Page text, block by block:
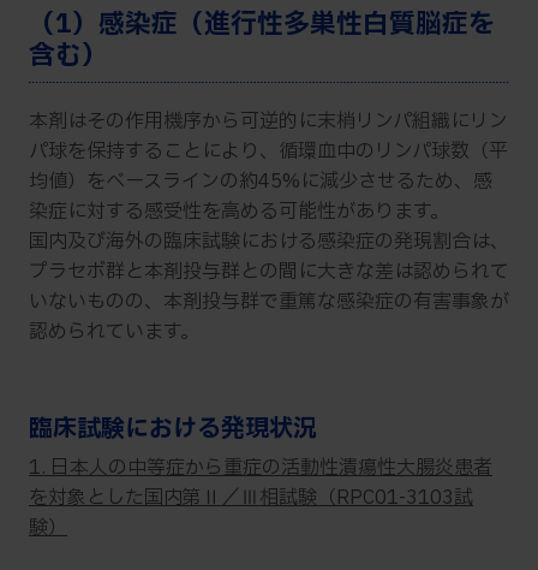
（1）感染症（進行性多巣性白質脳症を
含む）
本剤はその作用機序から可逆的に末梢リンパ組織にリン
パ球を保持することにより、循環血中のリンパ球数（平
均値）をベースラインの約45%に減少させるため、感
染症に対する感受性を高める可能性があります。
国内及び海外の臨床試験における感染症の発現割合は、
プラセボ群と本剤投与群との間に大きな差は認められて
いないものの、本剤投与群で重篤な感染症の有害事象が
認められています。
臨床試験における発現状況
1. 日本人の中等症から重症の活動性潰瘍性大腸炎患者
を対象とした国内第Ⅱ／Ⅲ相試験（RPC01-3103試
験）